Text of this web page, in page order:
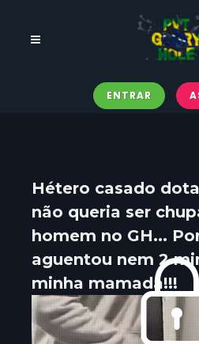
ENTRAR
Hétero casado
não queria ser
homem no GH...
aguentou nem 2
minha mamada!!!